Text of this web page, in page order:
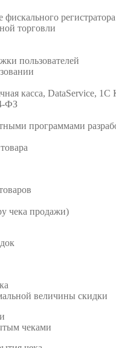
регистратора
торговли
пользователей
касса, DataService, 1С
ФЗ
программами
чека продажи)
величины скидки
чеками